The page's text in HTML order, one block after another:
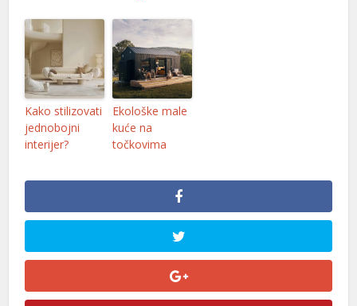
Kako stilizovati
jednobojni
interijer?
Ekološke male
kuće na
točkovima